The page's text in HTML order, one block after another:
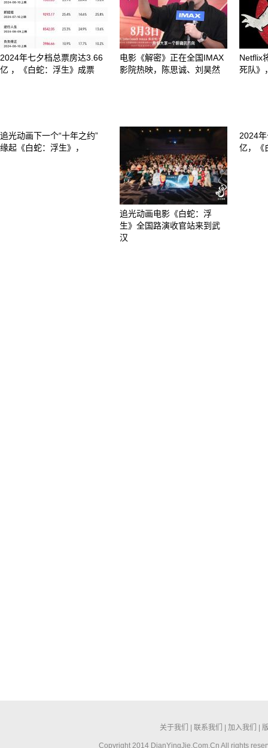
2024年七夕档总票房达3.66
亿 ，《白蛇：浮生》成票
电影《解密》正在全国IMAX
影院热映，陈思诚、刘昊然
Netflix
死队》
追光动画下一个“十年之约”
缘起《白蛇：浮生》，
追光动画电影《白蛇：浮
生》全国路演收官站来到武
汉
2024
亿，《
关于我们 联系我们 加入我们
Copyright 2014 DianYingJie.Com.Cn All rights